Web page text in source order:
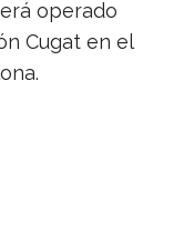
operado
Cugat en el